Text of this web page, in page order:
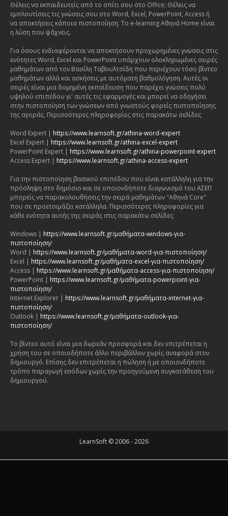
Θέλεις να εκπαιδευτείς από το σπίτι σου στο Office; Θέλεις να
εμπλουτίσεις τις γνώσεις σου στο Word, Excel, PowerPoint, Access ή
να αποκτήσεις κάποια πιστοποίηση. Το e-learning Αθηνά Home είναι
η λύση που ψάχνεις.
Για όσους ενδιαφέρονται να αποκτήσουν προχωρημένες γνώσεις στις
ενότητες Word, Excel και PowerPoint υπάρχουν ολοκληρωμένες σειρές
μαθημάτων από τον Βασίλη Ταβουλτσίδη που περιέχουν τόσο βίντεο
μαθημάτων αλλά και ασκήσεις με αυτόματη βαθμολόγηση. Αυτές οι
σειρές είναι μια δομημένη εκπαίδευση που παρέχει γνώσεις πολύ
υψηλού επιπέδου γι' αυτές τις εφαρμογές και μπορεί να οδηγήσει
στην πιστοποίηση των γνώσεων από γνωστούς φορείς πιστοποίησης
της αγοράς. Περισσότερες πληροφορίες στις παρακάτω σελίδες
Word Expert | https://www.learnsoft.gr/athina-word-expert
Excel Expert | https://www.learnsoft.gr/athina-excel-expert
PowerPoint Expert | https://www.learnsoft.gr/athina-powerpoint-expert
Access Expert | https://www.learnsoft.gr/athina-access-expert
Για την πιστοποίηση βασικού επιπέδου που είναι κατάλληλη για την
πρόσληψη στο δημόσιο και σε οποιονδήποτε διαγωνισμό του ΑΣΕΠ
μπορείς να παρακολουθήσεις την σειρά μαθημάτων "Αθηνά Core"
που σε προετοιμάζει κατάλληλα. Περισσότερες πληροφορίες για
κάθε ενότητα αυτής της σειράς στις παρακάτω σελίδες:
Windows | https://www.learnsoft.gr/μαθήματα-windows-για-
πιστοποίηση/
Word | https://www.learnsoft.gr/μαθήματα-word-για-πιστοποίηση/
Excel | https://www.learnsoft.gr/μαθήματα-excel-για-πιστοποίηση/
Access | https://www.learnsoft.gr/μαθήματα-access-για-πιστοποίηση/
PowerPoint | https://www.learnsoft.gr/μαθήματα-powerpoint-για-
πιστοποίηση/
Internet Explorer | https://www.learnsoft.gr/μαθήματα-internet-για-
πιστοποίηση/
Outlook | https://www.learnsoft.gr/μαθήματα-outlook-για-
πιστοποίηση/
Το βίντεο αυτό είναι μια δωρεάν προσφορά και δεν επιτρέπεται η
χρήση του σε οποιοδήποτε άλλο περιβάλλον χωρίς αναφορά στον
δημιουργό. Επίσης δεν επιτρέπεται η πώληση ή με οποιονδήποτε
τρόπο παραγωγή εσόδων χωρίς την προηγούμενη συγκατάθεση του
δημιουργού.
LearnSoft © 2006 - 2026